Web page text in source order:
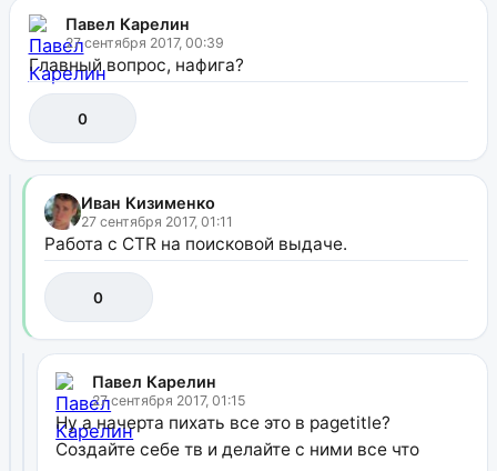
Павел Карелин
27 сентября 2017, 00:39
Главный вопрос, нафига?
0
Иван Кизименко
27 сентября 2017, 01:11
Работа с CTR на поисковой выдаче.
0
Павел Карелин
27 сентября 2017, 01:15
Ну а начерта пихать все это в pagetitle?
Создайте себе тв и делайте с ними все что